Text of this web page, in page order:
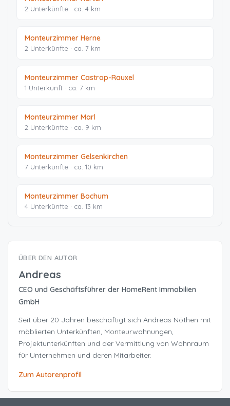
2 Unterkünfte · ca. 4 km
Monteurzimmer Herne
2 Unterkünfte · ca. 7 km
Monteurzimmer Castrop-Rauxel
1 Unterkunft · ca. 7 km
Monteurzimmer Marl
2 Unterkünfte · ca. 9 km
Monteurzimmer Gelsenkirchen
7 Unterkünfte · ca. 10 km
Monteurzimmer Bochum
4 Unterkünfte · ca. 13 km
ÜBER DEN AUTOR
Andreas
CEO und Geschäftsführer der HomeRent Immobilien
GmbH
Seit über 20 Jahren beschäftigt sich Andreas Nöthen mit
möblierten Unterkünften, Monteurwohnungen,
Projektunterkünften und der Vermittlung von Wohnraum
für Unternehmen und deren Mitarbeiter.
Zum Autorenprofil